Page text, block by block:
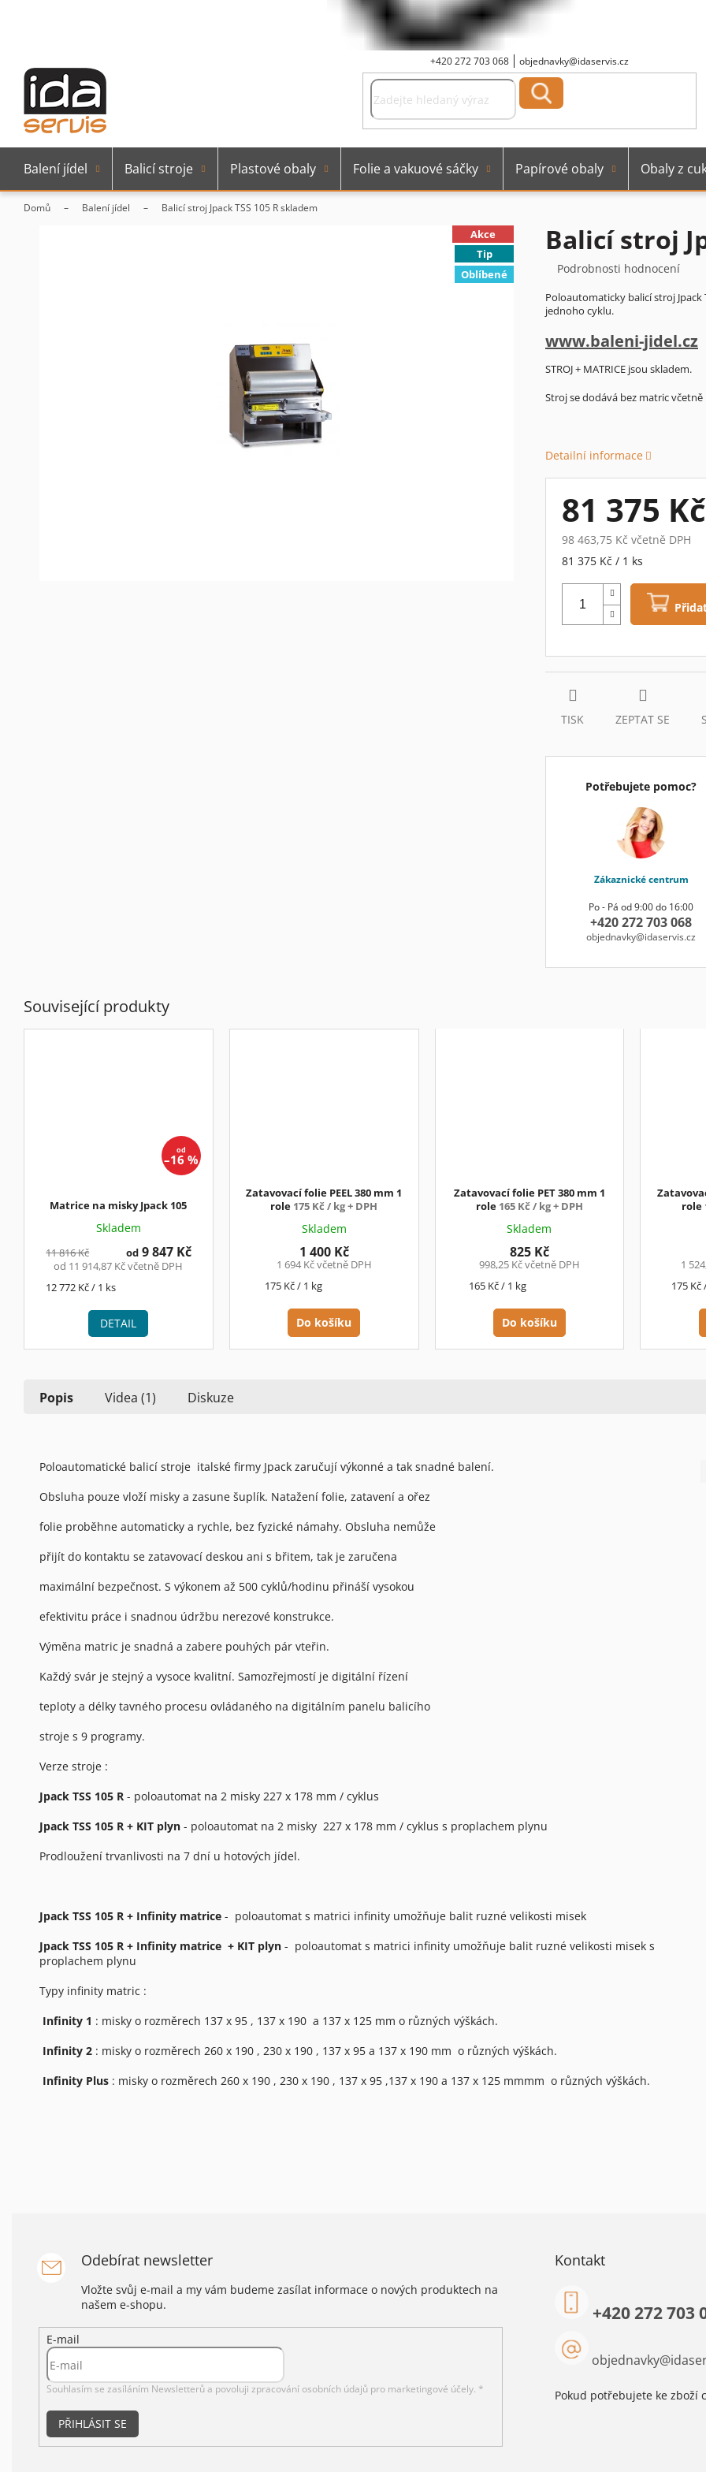
+420 272 703 068 objednavky@idaservis.cz
Balení jídel Balicí stroje Plastové obaly Folie a vakuové sáčky Papírové obaly Obaly z
Domů Balení jídel Balicí stroj Jpack TSS 105 Rskladem
Akce
Tip
Oblíbené
Balicí stroj
Průměrné
produktu
je
z
hvězdiček.
Podrobnosti hodnocení
Poloautomaticky balicí stroj
jednoho cyklu.
www.baleni-jidel.cz
STROJ + MATRICE jsou skladem.
Stroj se dodává bez matric
Detailní informace
81 375 Kč
98 463,75 Kč včetně DPH
Měrná
81 375 Kč / 1 ks
TISK ZEPTAT SE
Potřebujete pomoc?
Zákaznické centrum
Po - Pá od 9:00 do 16:00
+420 272 703 068
objednavky@idaservis.cz
Související produkty
od
–16 %
Matrice na misky Jpack 105
Skladem
11 816 Kč
od 11 914,87 Kč včetně DPH
od9 847 Kč
Měrná
12 772 Kč / 1 ks
DETAIL
Zatavovací folie PEEL 380 mm 1
role 175 Kč / kg + DPH
Skladem
1 694 Kč včetně DPH
1 400 Kč
Měrná
175 Kč / 1 kg
Do košíku
Zatavovací folie PET 380 mm 1
role 165 Kč / kg + DPH
Skladem
998,25 Kč včetně DPH
825 Kč
Měrná
165 Kč / 1 kg
Do košíku
role
1
Měrná
175 Kč
Popis Videa (1) Diskuze
Poloautomatické balicí stroje italské firmy Jpack zaručují výkonné a tak snadné balení.
Obsluha pouze vloží misky a zasune šuplík. Natažení folie, zatavení a ořez
folie proběhne automaticky a rychle, bez fyzické námahy. Obsluha nemůže
přijít do kontaktu se zatavovací deskou ani s břitem, tak je zaručena
maximální bezpečnost. S výkonem až 500 cyklů/hodinu přináší vysokou
efektivitu práce i snadnou údržbu nerezové konstrukce.
Výměna matric je snadná a zabere pouhých pár vteřin.
Každý svár je stejný a vysoce kvalitní. Samozřejmostí je digitální řízení
teploty a délky tavného procesu ovládaného na digitálním panelu balicího
stroje s 9 programy.
Verze stroje :
Jpack TSS 105 R - poloautomat na 2 misky 227 x 178 mm / cyklus
Jpack TSS 105 R + KIT plyn - poloautomat na 2 misky 227 x 178 mm / cyklus s proplachem plynu
Prodloužení trvanlivosti na 7 dní u hotových jídel.
Jpack TSS 105 R + Infinity matrice - poloautomat s matrici infinity umožňuje balit ruzné velikosti misek
Jpack TSS 105 R + Infinity matrice + KIT plyn - poloautomat s matrici infinity umožňuje balit ruzné velikosti misek s
proplachem plynu
Typy infinity matric :
Infinity 1 : misky o rozměrech 137 x 95 , 137 x 190 a 137 x 125 mm o různých výškách.
Infinity 2 : misky o rozměrech 260 x 190 , 230 x 190 , 137 x 95 a 137 x 190 mm o různých výškách.
Infinity Plus : misky o rozměrech 260 x 190 , 230 x 190 , 137 x 95 ,137 x 190 a 137 x 125 mmmm o různých výškách.
Odebírat newsletter
Vložte svůj e-mail a my vám budeme zasílat informace o nových produktech na
našem e-shopu.
E-mail
Souhlasím se zasíláním Newsletterů a povoluji zpracování osobních údajů pro marketingové účely. *
PŘIHLÁSIT SE
Kontakt
objednavky@
+420 272 703
Pokud potřebujete ke zboží